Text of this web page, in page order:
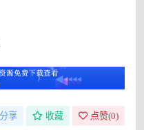
分享 收藏 点赞(0)